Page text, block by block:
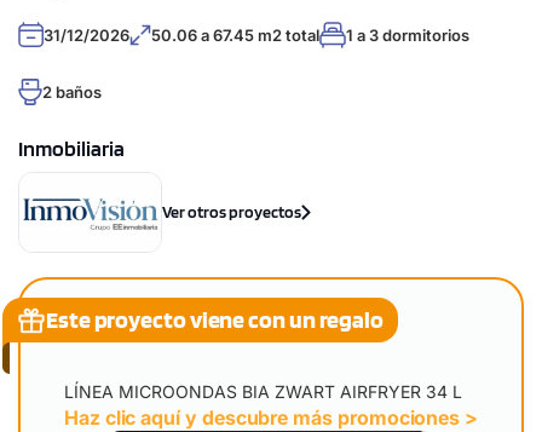
31/12/2026 50.06 a 67.45 m2 total 1 a 3 dormitorios
2 baños
Inmobiliaria
Ver otros proyectos
LÍNEA MICROONDAS BIA ZWART AIRFRYER 34 L
Haz clic aquí y descubre más promociones >
Este proyecto viene con un regalo